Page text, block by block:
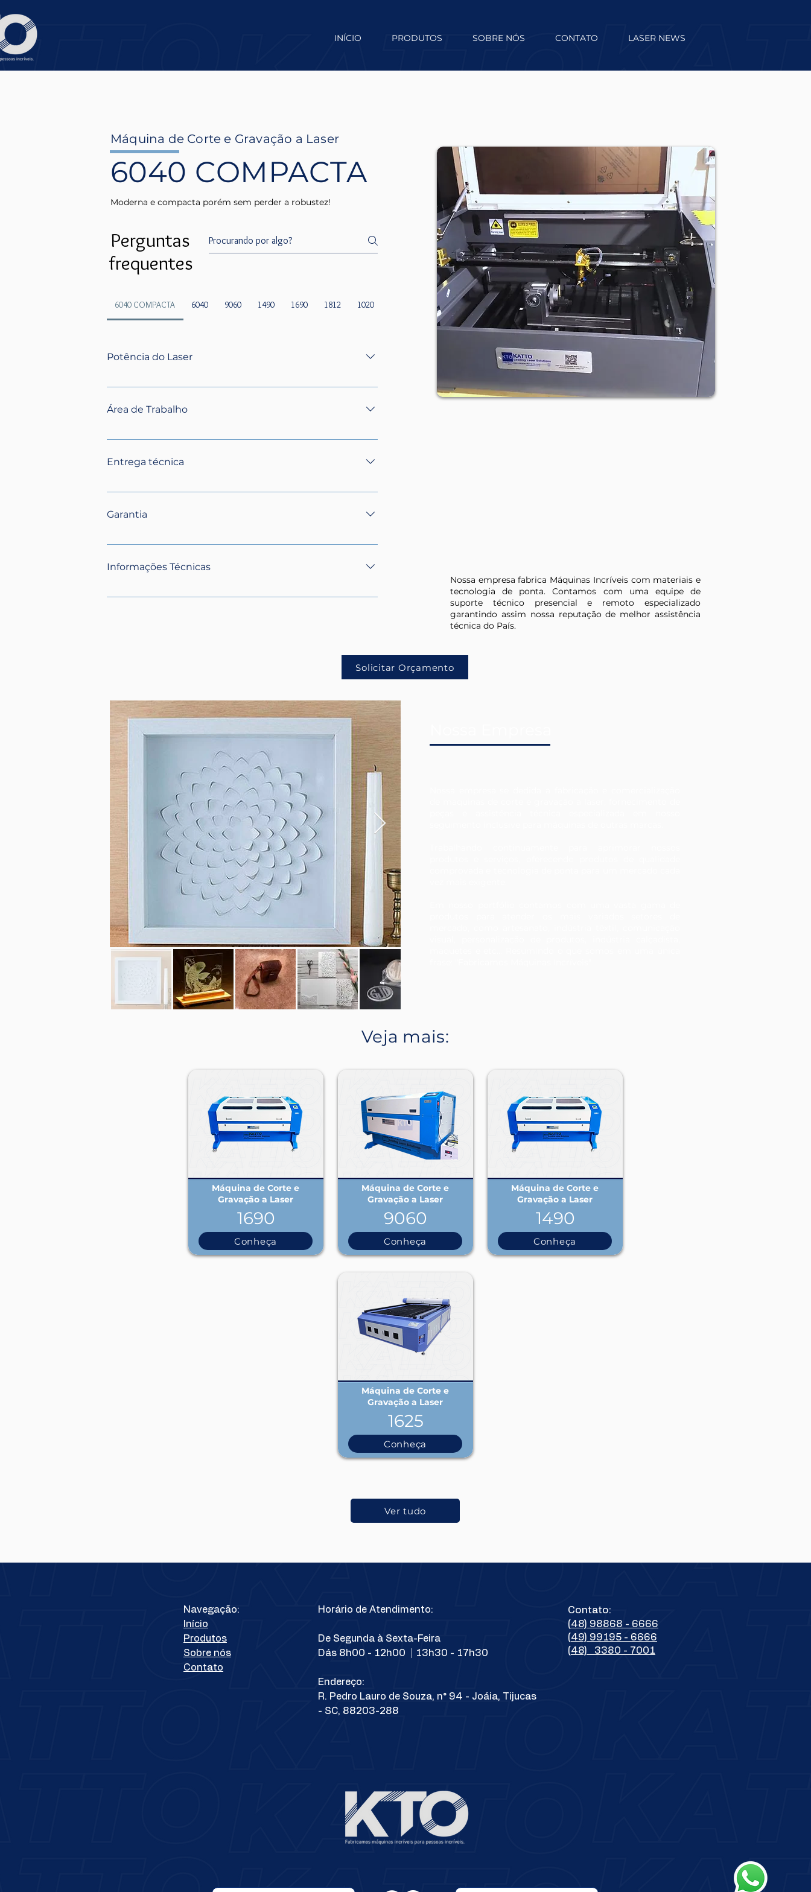
INÍCIO PRODUTOS SOBRE NÓS CONTATO LASER NEWS
Máquina de Corte e Gravação a Laser
6040 COMPACTA
Moderna e compacta porém sem perder a robustez!
Perguntas
frequentes
6040 COMPACTA 6040 9060 1490 1690 1812 1020 1625 2030 FIBER UV FIBER New Category
Potência do Laser
70W
Área de Trabalho
600mm x 400mm
Entrega técnica
Todos os nossos equipamentos possuem entrega técnica,
valor do equipamento para dois operadores.
Garantia
Garantia mecânica, eletrônica e estrutural de 24 meses contra
espelhos 6 meses de garantia contra defeitos de fabricação.
Informações Técnicas
- Sistema de Resfriamento por Chiller - Completo Sistema de
necessidade de interromper o processo para atribuir novos
Nossa empresa fabrica Máquinas Incríveis com materiais e
tecnologia de ponta. Contamos com uma equipe de
suporte técnico presencial e remoto especializado
garantindo assim nossa reputação de melhor assistência
técnica do País.
Solicitar Orçamento
Veja mais:
Conheça
1690
Máquina de Corte e
Gravação a Laser
Conheça
9060
Máquina de Corte e
Gravação a Laser
Conheça
1490
Máquina de Corte e
Gravação a Laser
Conheça
1625
Máquina de Corte e
Gravação a Laser
Ver tudo
Navegação:
Início
Produtos
Sobre nós
Contato
Horário de Atendimento:
De Segunda à Sexta-Feira
Dás 8h00 - 12h00 | 13h30 - 17h30
Endereço:
R. Pedro Lauro de Souza, n° 94 - Joáia, Tijucas
- SC, 88203-288
Contato:
(48) 98868 - 6666
(49) 99195 - 6666
(48) 3380 - 7001